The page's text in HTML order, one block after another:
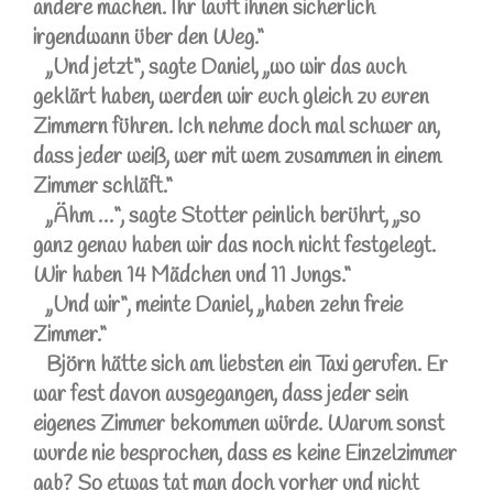
andere machen. Ihr lauft ihnen sicherlich
irgendwann über den Weg.“
„Und jetzt“, sagte Daniel, „wo wir das auch
geklärt haben, werden wir euch gleich zu euren
Zimmern führen. Ich nehme doch mal schwer an,
dass jeder weiß, wer mit wem zusammen in einem
Zimmer schläft.“
„Ähm …“, sagte Stotter peinlich berührt, „so
ganz genau haben wir das noch nicht festgelegt.
Wir haben 14 Mädchen und 11 Jungs.“
„Und wir“, meinte Daniel, „haben zehn freie
Zimmer.“
Björn hätte sich am liebsten ein Taxi gerufen. Er
war fest davon ausgegangen, dass jeder sein
eigenes Zimmer bekommen würde. Warum sonst
wurde nie besprochen, dass es keine Einzelzimmer
gab? So etwas tat man doch vorher und nicht